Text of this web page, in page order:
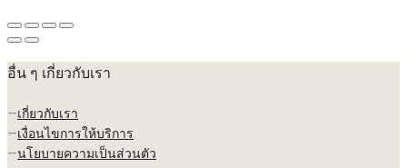
อื่น ๆ เกี่ยวกับเรา
—เกี่ยวกับเรา
—เงื่อนไขการให้บริการ
—นโยบายความเป็นส่วนตัว